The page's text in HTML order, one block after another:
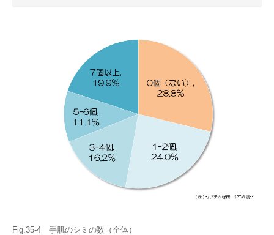
Fig.35-4 手肌のシミの数（全体）